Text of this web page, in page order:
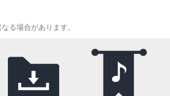
る場合があります。